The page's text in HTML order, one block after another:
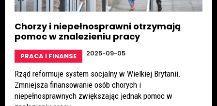
Chorzy i niepełnosprawni otrzymają
pomoc w znalezieniu pracy
PRACA I FINANSE 2025-09-05
Rząd reformuje system socjalny w Wielkiej Brytanii.
Zmniejsza finansowanie osób chorych i
niepełnosprawnych zwiększając jednak pomoc w